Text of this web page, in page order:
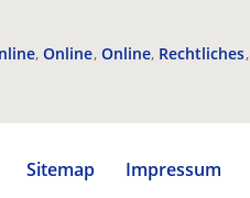
Online Online Rechtliches
Sitemap Impressum